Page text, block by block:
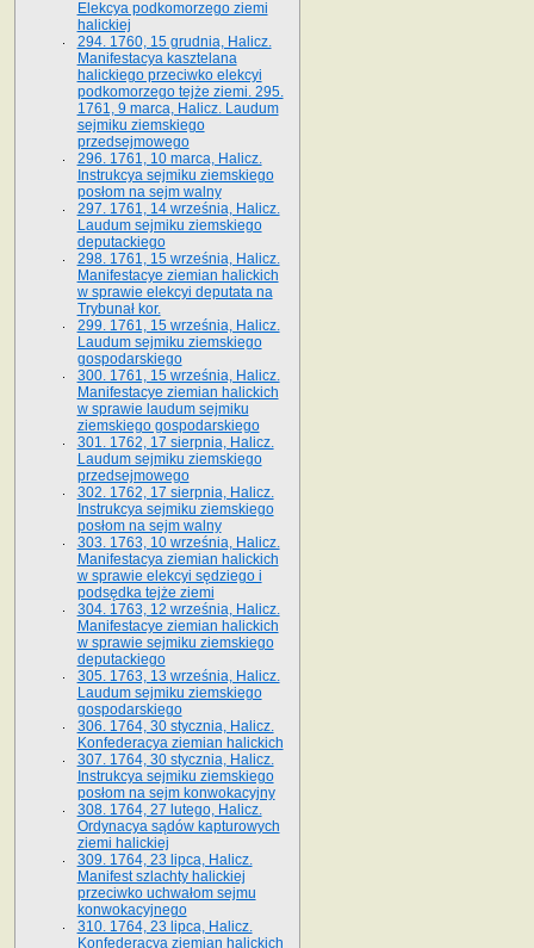
Elekcya podkomorzego ziemi
halickiej
294. 1760, 15 grudnia, Halicz.
Manifestacya kasztelana
halickiego przeciwko elekcyi
podkomorzego tejże ziemi. 295.
1761, 9 marca, Halicz. Laudum
sejmiku ziemskiego
przedsejmowego
296. 1761, 10 marca, Halicz.
Instrukcya sejmiku ziemskiego
posłom na sejm walny
297. 1761, 14 września, Halicz.
Laudum sejmiku ziemskiego
deputackiego
298. 1761, 15 września, Halicz.
Manifestacye ziemian halickich
w sprawie elekcyi deputata na
Trybunał kor.
299. 1761, 15 września, Halicz.
Laudum sejmiku ziemskiego
gospodarskiego
300. 1761, 15 września, Halicz.
Manifestacye ziemian halickich
w sprawie laudum sejmiku
ziemskiego gospodarskiego
301. 1762, 17 sierpnia, Halicz.
Laudum sejmiku ziemskiego
przedsejmowego
302. 1762, 17 sierpnia, Halicz.
Instrukcya sejmiku ziemskiego
posłom na sejm walny
303. 1763, 10 września, Halicz.
Manifestacya ziemian halickich
w sprawie elekcyi sędziego i
podsędka tejże ziemi
304. 1763, 12 września, Halicz.
Manifestacye ziemian halickich
w sprawie sejmiku ziemskiego
deputackiego
305. 1763, 13 września, Halicz.
Laudum sejmiku ziemskiego
gospodarskiego
306. 1764, 30 stycznia, Halicz.
Konfederacya ziemian halickich
307. 1764, 30 stycznia, Halicz.
Instrukcya sejmiku ziemskiego
posłom na sejm konwokacyjny
308. 1764, 27 lutego, Halicz.
Ordynacya sądów kapturowych
ziemi halickiej
309. 1764, 23 lipca, Halicz.
Manifest szlachty halickiej
przeciwko uchwałom sejmu
konwokacyjnego
310. 1764, 23 lipca, Halicz.
Konfederacya ziemian halickich